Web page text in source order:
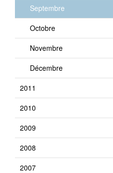
Septembre
Octobre
Novembre
Décembre
2011
2010
2009
2008
2007